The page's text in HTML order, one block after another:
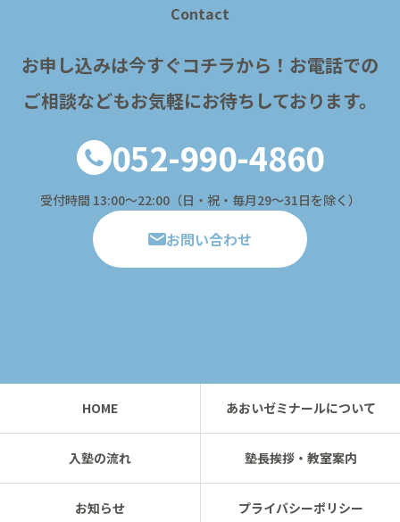
Contact
お申し込みは今すぐコチラから！ お電話での
ご相談などもお気軽にお待ちしております。
052-990-4860
受付時間 13:00〜22:00（日・祝・毎月29～31日を除く）
お問い合わせ
HOME あおいゼミナールについて
入塾の流れ 塾長挨拶・教室案内
お知らせ プライバシーポリシー